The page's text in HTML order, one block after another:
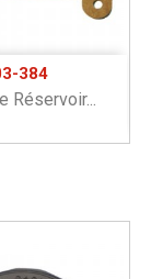
384
Réservoir...